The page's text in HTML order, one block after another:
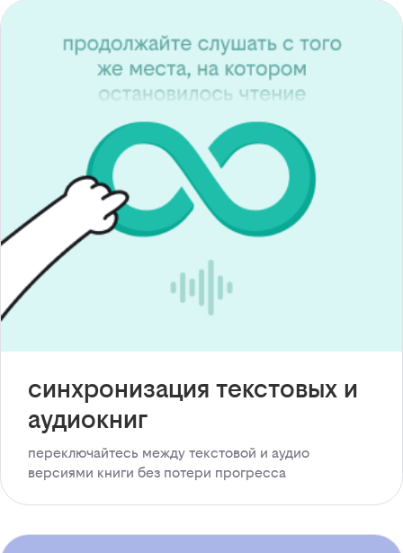
синхронизация текстовых и
аудиокниг
переключайтесь между текстовой и аудио
версиями книги без потери прогресса